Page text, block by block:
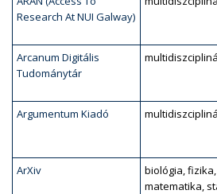
Research At NUI Galway)
Arcanum Digitális
Tudománytár
Argumentum Kiadó
ArXiv
biológia, fizika,
matematika,